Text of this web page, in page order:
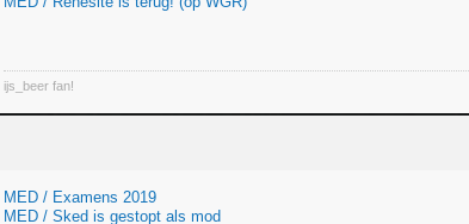
ijs_beer fan!
MED / Examens 2019
MED / Sked is gestopt als mod